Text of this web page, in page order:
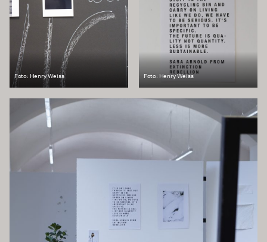
Foto: Henry Weiss Foto: Henry Weiss